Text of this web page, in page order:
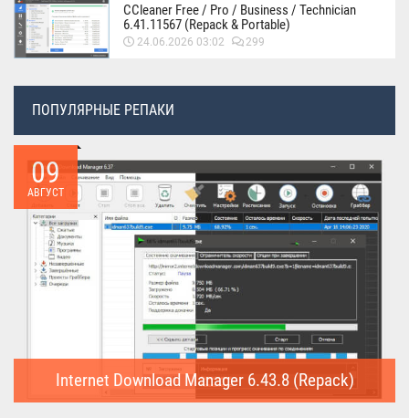
CCleaner Free / Pro / Business / Technician
6.41.11567 (Repack & Portable)
24.06.2026 03:02 299
ПОПУЛЯРНЫЕ РЕПАКИ
09
АВГУСТ
Internet Download Manager 6.43.8 (Repack)